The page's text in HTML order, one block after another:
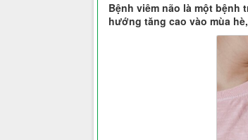
Bệnh viêm não là một
hướng tăng cao vào mùa